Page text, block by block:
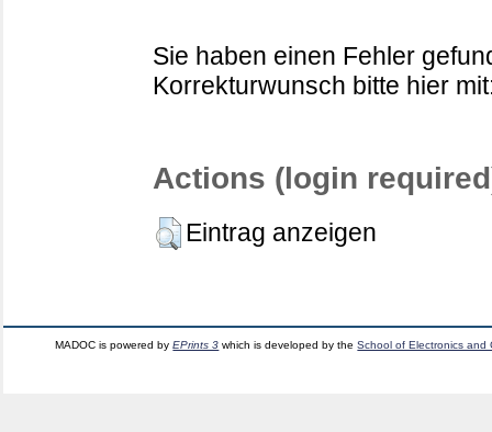
Sie haben einen Fehler
Korrekturwunsch bitte hier
Actions (login
Eintrag anzeigen
MADOC is powered byEPrints 3 which is developed by theSchool of Electronics and